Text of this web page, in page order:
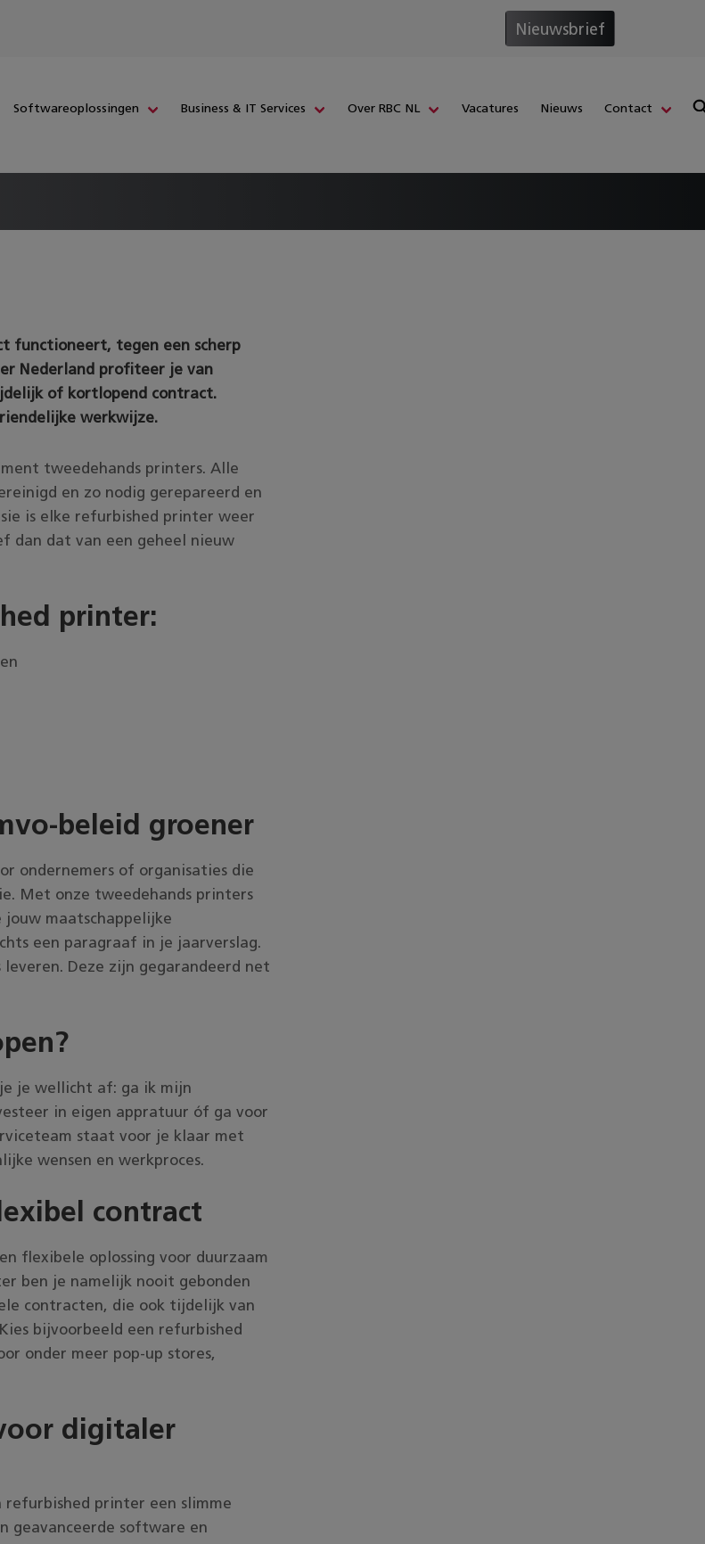
Nieuwsbrief
Softwareoplossingen Business & IT Services Over RBC NL Vacatures Nieuws Contact
functioneert, tegen een scherp
Nederland profiteer je van
of kortlopend contract.
werkwijze.
tweedehands printers. Alle
en zo nodig gerepareerd en
is elke refurbished printer weer
dan dat van een geheel nieuw
printer:
beleid groener
ondernemers of organisaties die
Met onze tweedehands printers
maatschappelijke
een paragraaf in je jaarverslag.
Deze zijn gegarandeerd net
je wellicht af: ga ik mijn
in eigen appratuur óf ga voor
staat voor je klaar met
wensen en werkproces.
contract
flexibele oplossing voor duurzaam
ben je namelijk nooit gebonden
contracten, die ook tijdelijk van
bijvoorbeeld een refurbished
onder meer pop-up stores,
digitaler
printer een slimme
geavanceerde software en